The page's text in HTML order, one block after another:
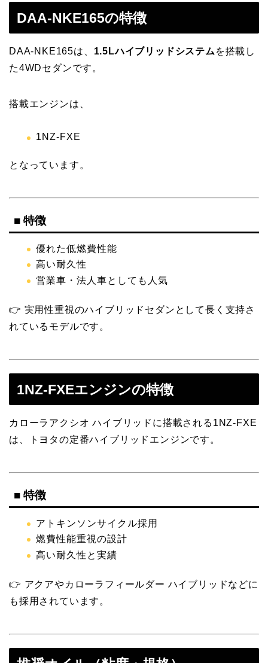
DAA-NKE165の特徴
DAA-NKE165は、 1.5Lハイブリッドシステム を搭載し
た4WDセダンです。
搭載エンジンは、
1NZ-FXE
となっています。
■ 特徴
優れた低燃費性能
高い耐久性
営業車・法人車としても人気
👉 実用性重視のハイブリッドセダンとして長く支持さ
れているモデルです。
1NZ-FXEエンジンの特徴
カローラアクシオ ハイブリッドに搭載される1NZ-FXE
は、トヨタの定番ハイブリッドエンジンです。
■ 特徴
アトキンソンサイクル採用
燃費性能重視の設計
高い耐久性と実績
👉 アクアやカローラフィールダー ハイブリッドなどに
も採用されています。